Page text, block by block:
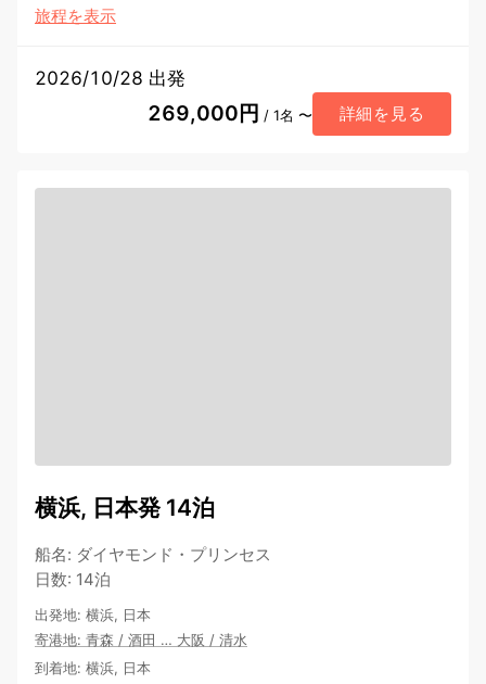
旅程を表示
2026/10/28 出発
269,000円 / 1名 〜 詳細を見る
横浜, 日本発 14泊
船名: ダイヤモンド・プリンセス
日数: 14泊
出発地: 横浜, 日本
寄港地: 青森 / 酒田 … 大阪 / 清水
到着地: 横浜, 日本